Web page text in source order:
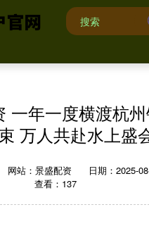
一年一度横渡杭
万人共赴水上盛
网站：景盛配资
日期：2025-
查看：137